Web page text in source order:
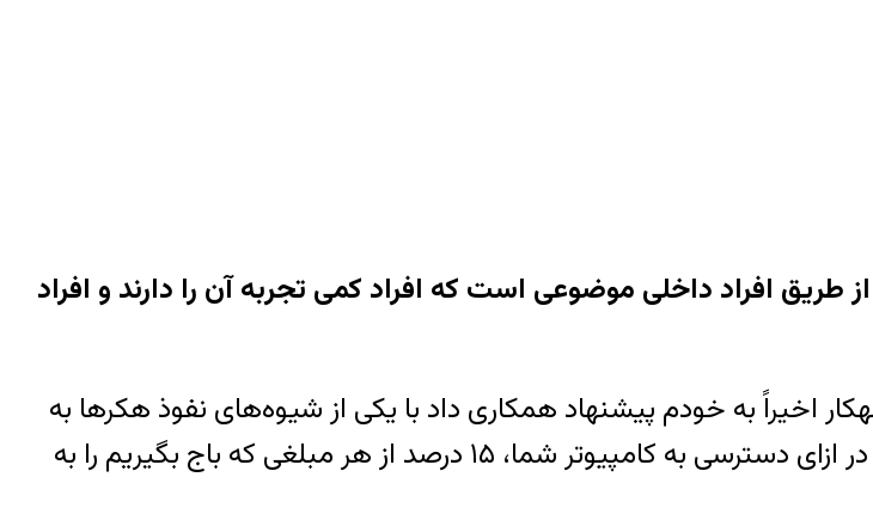
طریق افراد داخلی موضوعی است که افراد کمی تجربه‌ آن را دارند و افراد
اخیراً به خودم پیشنهاد همکاری داد با یکی از شیوه‌های نفوذ هکرها به
افراد داخل سازمان‌ها روبرو شدم: «اگر علاقه‌مند هستید، می‌توانیم در ازای دسترسی به کامپیوتر شما، ۱۵ درصد از هر مبلغی که باج‌ بگیریم را به